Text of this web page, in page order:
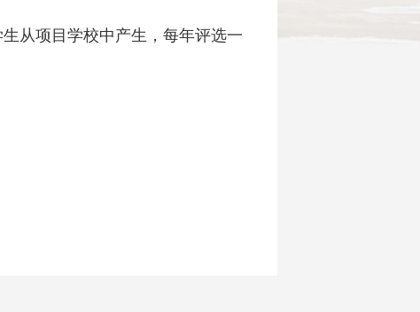
从项目学校中产生，每年评选一